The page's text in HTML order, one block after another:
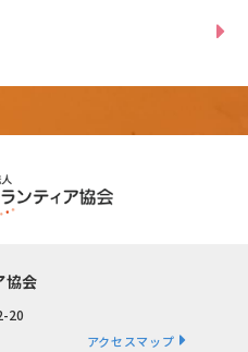
協会
20
アクセスマップ